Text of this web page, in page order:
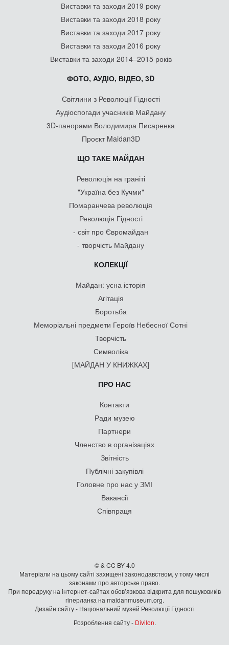
Виставки та заходи 2019 року
Виставки та заходи 2018 року
Виставки та заходи 2017 року
Виставки та заходи 2016 року
Виставки та заходи 2014–2015 років
ФОТО, АУДІО, ВІДЕО, 3D
Світлини з Революції Гідності
Аудіоспогади учасників Майдану
3D-панорами Володимира Писаренка
Проєкт Maidan3D
ЩО ТАКЕ МАЙДАН
Революція на граніті
"Україна без Кучми"
Помаранчева революція
Революція Гідності
- світ про Євромайдан
- творчість Майдану
КОЛЕКЦІЇ
Майдан: усна історія
Агітація
Боротьба
Меморіальні предмети Героїв Небесної Сотні
Творчість
Символіка
[МАЙДАН У КНИЖКАХ]
ПРО НАС
Контакти
Ради музею
Партнери
Членство в організаціях
Звітність
Публічні закупівлі
Головне про нас у ЗМІ
Вакансії
Співпраця
© & CC BY 4.0
Матеріали на цьому сайті захищені законодавством, у тому числі
законами про авторське право.
При передруку на iнтернет-сайтах обов’язкова відкрита для пошуковиків
гiперланка на maidanmuseum.org.
Дизайн сайту - Національний музей Революції Гідності
Розроблення сайту - Divilon.